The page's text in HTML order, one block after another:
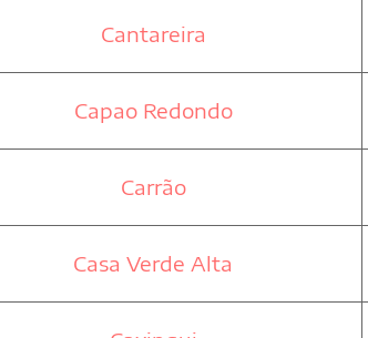
Cantareira
Capao Redondo
Carrão
Casa Verde Alta